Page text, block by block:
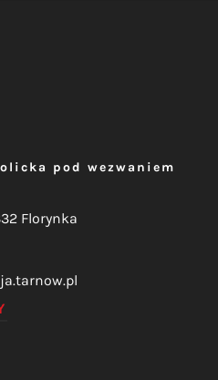
pod wezwaniem
Florynka